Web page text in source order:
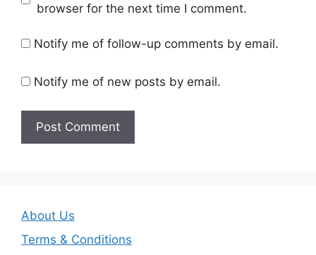
browser for the next time I comment.
Notify me of follow-up comments by email.
Notify me of new posts by email.
About Us
Terms & Conditions